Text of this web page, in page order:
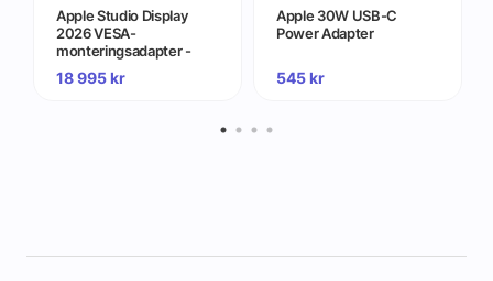
Apple Studio Display
2026 VESA-
monteringsadapter -
Standardglas (Stativ inte
inkluderat)
18 995kr
Apple 30W USB-C
Power Adapter
545kr